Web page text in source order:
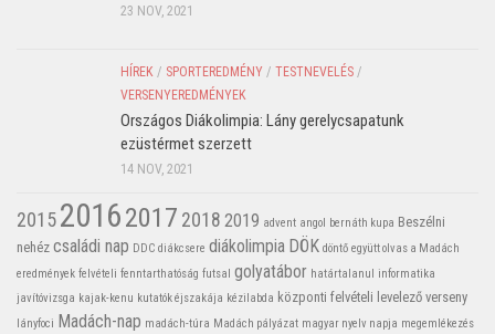
23 NOV, 2021
HÍREK / SPORTEREDMÉNY / TESTNEVELÉS /
VERSENYEREDMÉNYEK
Országos Diákolimpia: Lány gerelycsapatunk
ezüstérmet szerzett
14 NOV, 2021
201520162017 2018 2019 advent angol bernáth kupa Beszélni
nehéz családi nap DDC diákcsere diákolimpia DÖK döntő együtt olvas a Madách
eredmények felvételi fenntarthatóság futsal golyatábor határtalanul
informatika
javítóvizsga kajak-kenu kutatók éjszakája kézilabda központi felvételi levelező verseny
lányfoci Madách-nap madách-túra Madách pályázat magyar nyelv napja megemlékezés